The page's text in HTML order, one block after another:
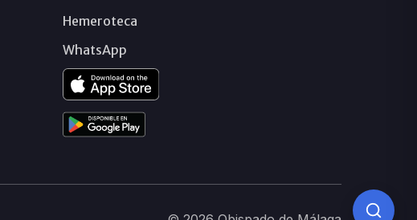
Hemeroteca
WhatsApp